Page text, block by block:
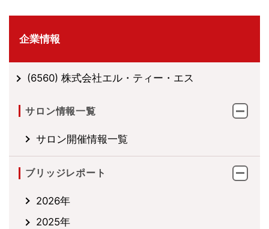
企業情報
(6560) 株式会社エル・ティー・エス
サロン情報一覧
サロン開催情報一覧
ブリッジレポート
2026年
2025年